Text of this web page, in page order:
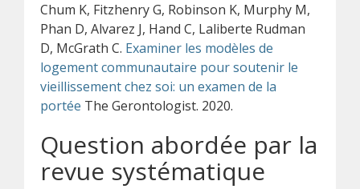
Chum K, Fitzhenry G, Robinson K, Murphy M,
Phan D, Alvarez J, Hand C, Laliberte Rudman
D, McGrath C. Examiner les modèles de
logement communautaire pour soutenir le
vieillissement chez soi: un examen de la
portée The Gerontologist. 2020.
Question abordée par la
revue systématique